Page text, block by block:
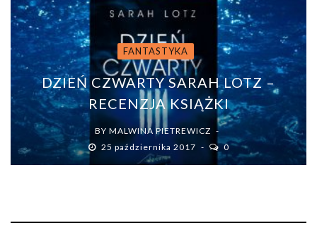
FANTASTYKA
DZIEŃ CZWARTY SARAH LOTZ –
RECENZJA KSIĄŻKI
BY MALWINA PIETREWICZ
25 października 2017
0